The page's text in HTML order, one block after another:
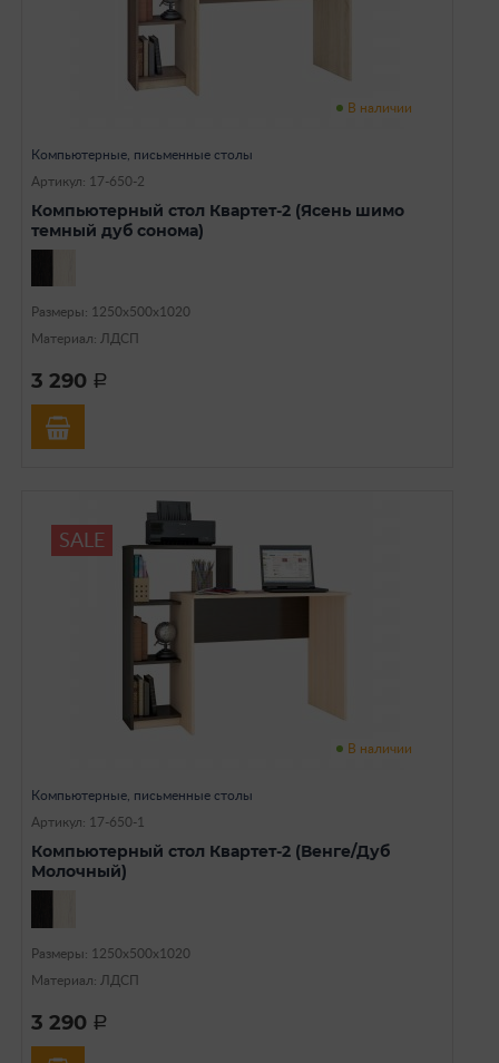
В наличии
Компьютерные, письменные столы
Артикул: 17-650-2
Компьютерный стол Квартет-2 (Ясень шимо
темный дуб сонома)
Размеры: 1250х500х1020
Материал: ЛДСП
3 290 a
SALE
В наличии
Компьютерные, письменные столы
Артикул: 17-650-1
Компьютерный стол Квартет-2 (Венге/Дуб
Молочный)
Размеры: 1250х500х1020
Материал: ЛДСП
3 290 a